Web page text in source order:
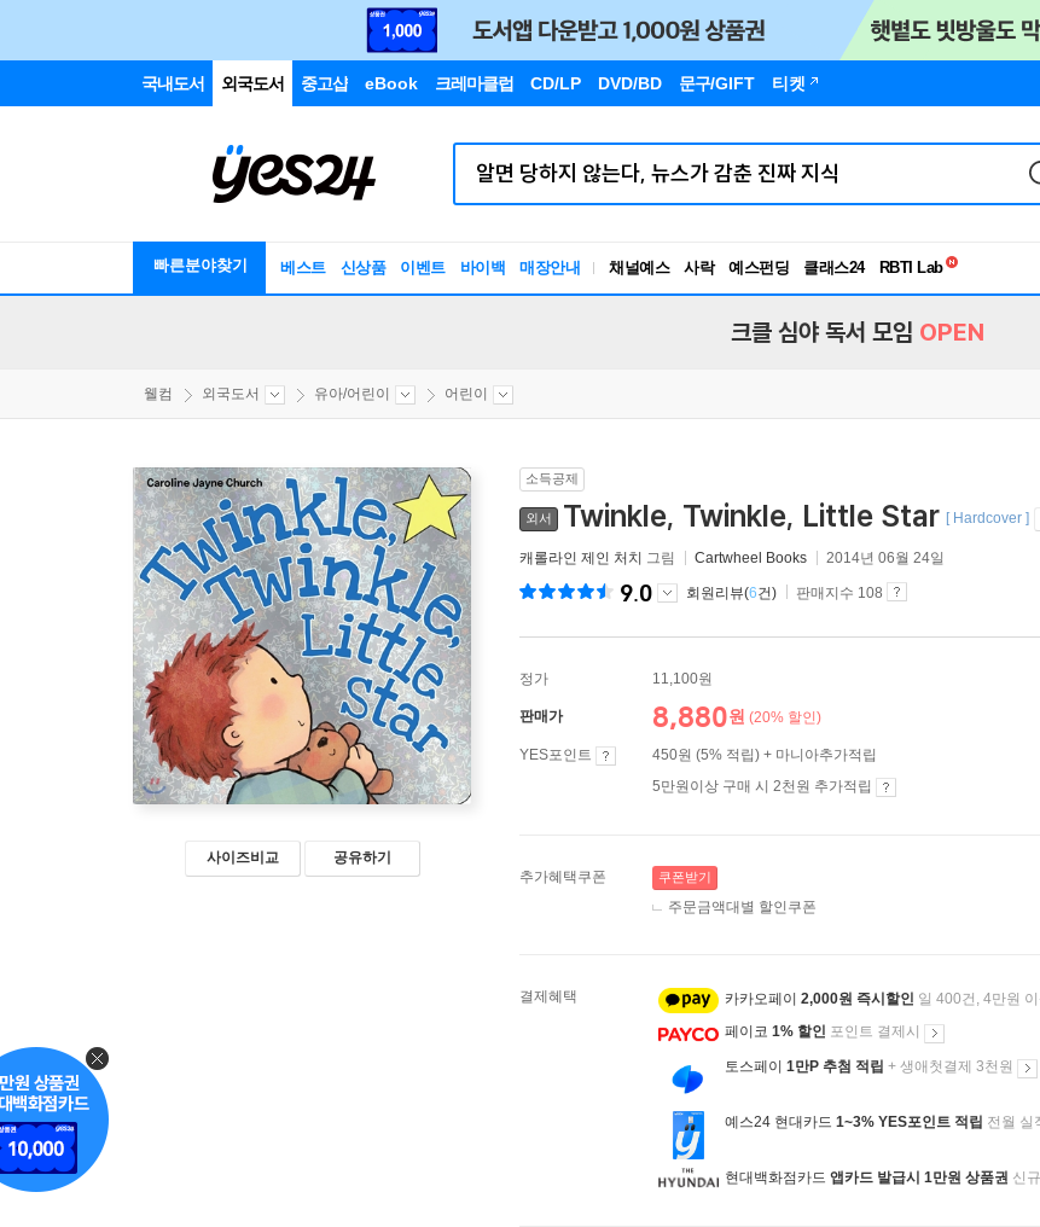
국내도서 외국도서 중고샵 eBook 크레마클럽 CD/LP DVD/BD 문구/GIFT 티켓
빠른분야찾기 베스트 신상품 이벤트 바이백 매장안내 채널예스 사락 예스펀딩 클래스24
독서유형검사
크클 심야 독서 모임 OPEN
웰컴 외국도서 유아/어린이 어린이
사이즈비교 공유하기
소득공제
외서 Twinkle, Twinkle, Little Star [ Hardcover ]
캐롤라인 제인 처치 그림 Cartwheel Books 2014년 06월 24일
9.0 회원리뷰(6건) 판매지수 108
정가 11,100원
판매가 8,880원 (20% 할인)
YES포인트
450원 (5% 적립) + 마니아추가적립
5만원이상 구매 시 2천원 추가적립
추가혜택쿠폰 쿠폰받기
주문금액대별 할인쿠폰
결제혜택 카카오페이 2,000원 즉시할인 일 400건, 4만원
페이코 1% 할인 포인트 결제시
토스페이 1만P 추첨 적립 + 생애첫결제 3천원
예스24 현대카드 1~3% YES포인트 적립 전월 실
현대백화점카드 앱카드 발급시 1만원 상품권 신